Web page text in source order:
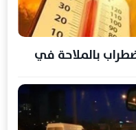
بالملاحة في